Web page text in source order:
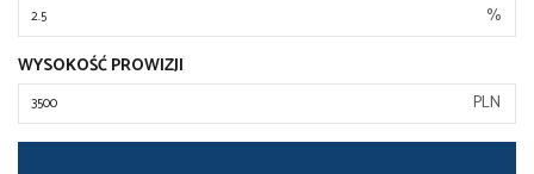
%
WYSOKOŚĆ PROWIZJI
PLN